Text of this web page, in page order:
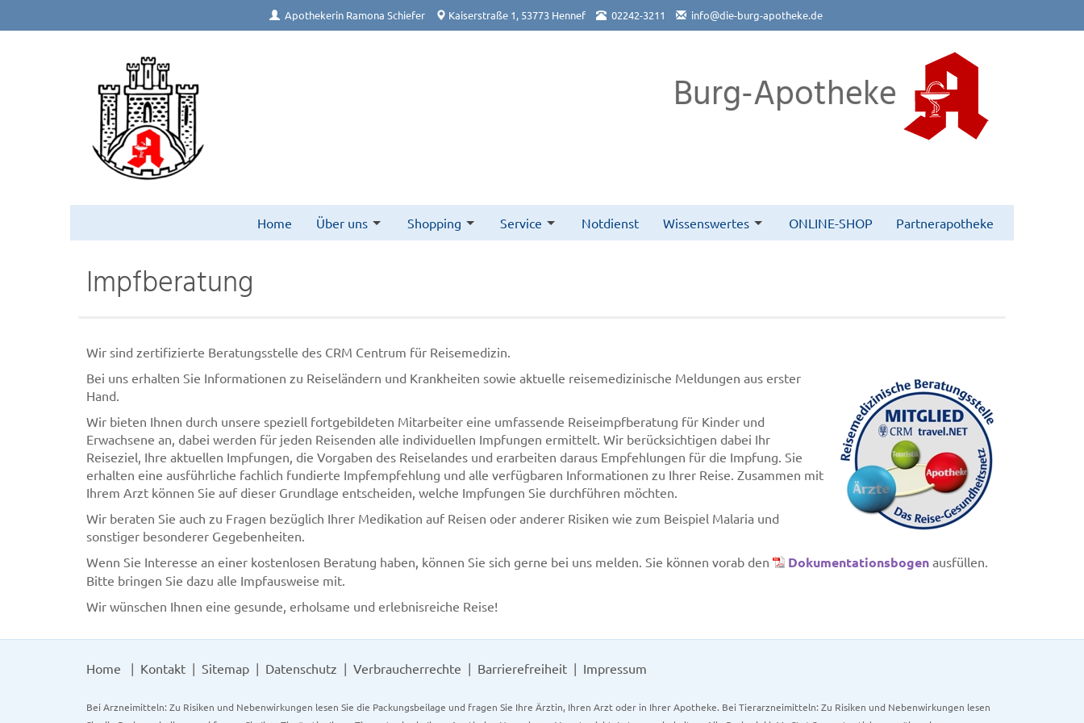
Apothekerin Ramona Schiefer Kaiserstraße 1, 53773 Hennef 02242-3211 info@die-burg-apotheke.de
Burg-Apotheke
Home Über uns Shopping Service Notdienst Wissenswertes ONLINE-SHOP Partnerapotheke
Impfberatung
Wir sind zertifizierte Beratungsstelle des CRM Centrum für Reisemedizin.
Bei uns erhalten Sie Informationen zu Reiseländern und Krankheiten sowie aktuelle reisemedizinische Meldungen aus erster
Hand.
Wir bieten Ihnen durch unsere speziell fortgebildeten Mitarbeiter eine umfassende Reiseimpfberatung für Kinder und
Erwachsene an, dabei werden für jeden Reisenden alle individuellen Impfungen ermittelt. Wir berücksichtigen dabei Ihr
Reiseziel, Ihre aktuellen Impfungen, die Vorgaben des Reiselandes und erarbeiten daraus Empfehlungen für die Impfung. Sie
erhalten eine ausführliche fachlich fundierte Impfempfehlung und alle verfügbaren Informationen zu Ihrer Reise. Zusammen mit
Ihrem Arzt können Sie auf dieser Grundlage entscheiden, welche Impfungen Sie durchführen möchten.
Wir beraten Sie auch zu Fragen bezüglich Ihrer Medikation auf Reisen oder anderer Risiken wie zum Beispiel Malaria und
sonstiger besonderer Gegebenheiten.
Wenn Sie Interesse an einer kostenlosen Beratung haben, können Sie sich gerne bei uns melden. Sie können vorab den
Dokumentationsbogen ausfüllen.
Bitte bringen Sie dazu alle Impfausweise mit.
Wir wünschen Ihnen eine gesunde, erholsame und erlebnisreiche Reise!
Home Kontakt Sitemap Datenschutz Verbraucherrechte Barrierefreiheit Impressum
Bei Arzneimitteln: Zu Risiken und Nebenwirkungen lesen Sie die Packungsbeilage und fragen Sie Ihre Ärztin, Ihren Arzt oder in Ihrer Apotheke. Bei Tierarzneimitteln: Zu Risiken und Nebenwirkungen lesen